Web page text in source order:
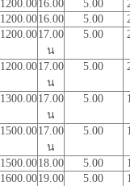
1200.0016.00 5.00
1200.0016.00 5.00
1200.0017.00
น
5.00
1200.0017.00
น
5.00
1300.0017.00
น
5.00
1500.0017.00
น
5.00
1500.0018.00 5.00
1600.0019.00 5.00